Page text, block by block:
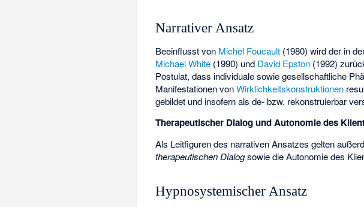
Narrativer Ansatz
Beeinflusst von Michel Foucault (1980) wird der in
Michael White (1990) und David Epston (1992)
Postulat, dass individuale sowie gesellschaftliche
Manifestationen vonWirklichkeitskonstruktionen
gebildet und insofern als de- bzw. rekonstruierbar
Therapeutischer Dialog und Autonomie des
Als Leitfiguren des narrativen Ansatzes gelten
therapeutischen Dialogsowie die Autonomie des
Hypnosystemischer Ansatz